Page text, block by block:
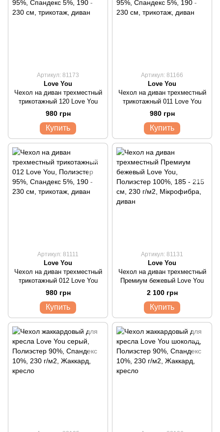
Артикул: 81173
Love You
Чехол на диван трехместный
трикотажный 120 Love You
980 грн
Купить
Артикул: 81166
Love You
Чехол на диван трехместный
трикотажный 011 Love You
980 грн
Купить
Артикул: 81111
Love You
Чехол на диван трехместный
трикотажный 012 Love You
980 грн
Купить
Артикул: 81131
Love You
Чехол на диван трехместный
Премиум бежевый Love You
2 100 грн
Купить